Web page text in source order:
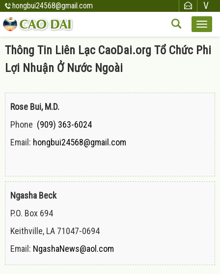
hongbui24568@gmail.com
Thông Tin Liên Lạc CaoDai.org Tổ Chức Phi
Lợi Nhuận Ở Nước Ngoài
Rose Bui, M.D.
Phone (909) 363-6024
Email: hongbui24568@gmail.com
Ngasha Beck
P.O. Box 694
Keithville, LA 71047-0694
Email: NgashaNews@aol.com